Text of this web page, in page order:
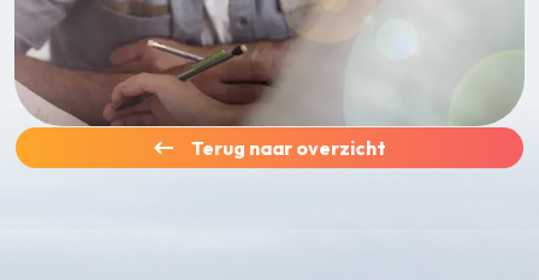
Terug naar overzicht